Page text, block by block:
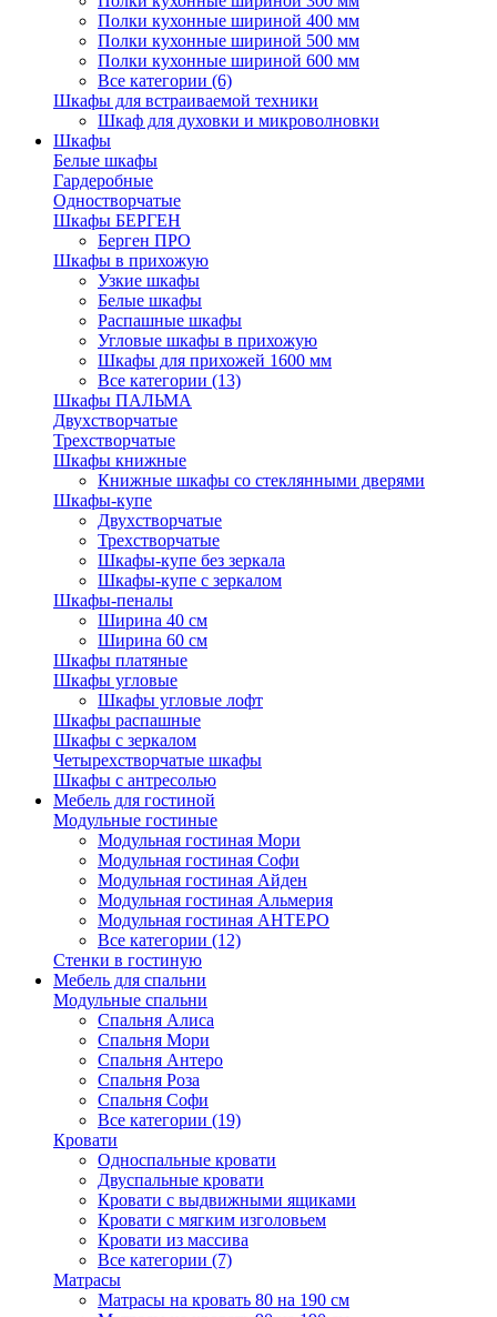
Полки кухонные шириной 400 мм
Полки кухонные шириной 500 мм
Полки кухонные шириной 600 мм
Все категории (6)
Шкафы для встраиваемой техники
Шкаф для духовки и микроволновки
Шкафы
Белые шкафы
Гардеробные
Одностворчатые
Шкафы БЕРГЕН
Берген ПРО
Шкафы в прихожую
Узкие шкафы
Белые шкафы
Распашные шкафы
Угловые шкафы в прихожую
Шкафы для прихожей 1600 мм
Все категории (13)
Шкафы ПАЛЬМА
Двухстворчатые
Трехстворчатые
Шкафы книжные
Книжные шкафы со стеклянными дверями
Шкафы-купе
Двухстворчатые
Трехстворчатые
Шкафы-купе без зеркала
Шкафы-купе с зеркалом
Шкафы-пеналы
Ширина 40 см
Ширина 60 см
Шкафы платяные
Шкафы угловые
Шкафы угловые лофт
Шкафы распашные
Шкафы с зеркалом
Четырехстворчатые шкафы
Шкафы с антресолью
Мебель для гостиной
Модульные гостиные
Модульная гостиная Мори
Модульная гостиная Софи
Модульная гостиная Айден
Модульная гостиная Альмерия
Модульная гостиная АНТЕРО
Все категории (12)
Стенки в гостиную
Мебель для спальни
Модульные спальни
Спальня Алиса
Спальня Мори
Спальня Антеро
Спальня Роза
Спальня Софи
Все категории (19)
Кровати
Односпальные кровати
Двуспальные кровати
Кровати с выдвижными ящиками
Кровати с мягким изголовьем
Кровати из массива
Все категории (7)
Матрасы
Матрасы на кровать 80 на 190 см